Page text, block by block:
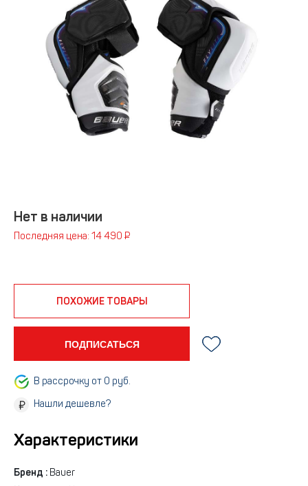
Нет в наличии
Последняя цена: 14 490 ₽
ПОХОЖИЕ ТОВАРЫ
ПОДПИСАТЬСЯ
В рассрочку от 0 руб.
Нашли дешевле?
Характеристики
Бренд : Bauer